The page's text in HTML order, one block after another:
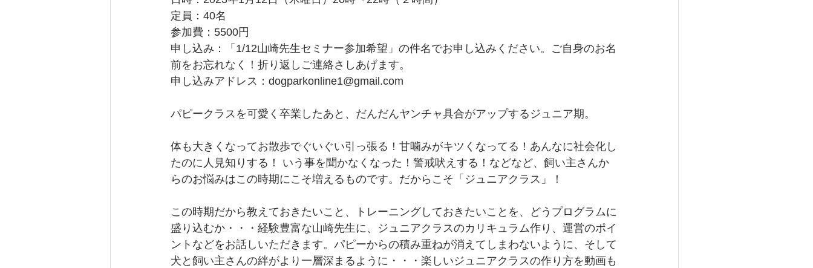
定員：40名
参加費：5500円
申し込み：「1/12山崎先生セミナー参加希望」の件名でお申し込みください。ご自身のお名
前をお忘れなく！折り返しご連絡さしあげます。
申し込みアドレス：dogparkonline1@gmail.com
パピークラスを可愛く卒業したあと、だんだんヤンチャ具合がアップするジュニア期。
体も大きくなってお散歩でぐいぐい引っ張る！甘噛みがキツくなってる！あんなに社会化し
たのに人見知りする！ いう事を聞かなくなった！警戒吠えする！などなど、飼い主さんか
らのお悩みはこの時期にこそ増えるものです。だからこそ「ジュニアクラス」！
この時期だから教えておきたいこと、トレーニングしておきたいことを、どうプログラムに
盛り込むか・・・経験豊富な山崎先生に、ジュニアクラスのカリキュラム作り、運営のポイ
ントなどをお話しいただきます。パピーからの積み重ねが消えてしまわないように、そして
犬と飼い主さんの絆がより一層深まるように・・・楽しいジュニアクラスの作り方を動画も